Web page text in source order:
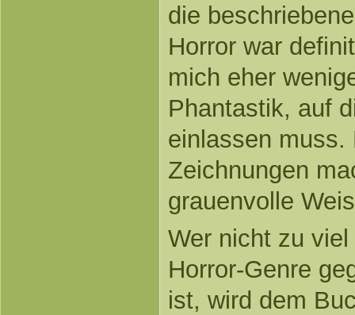
die
Horror war
mich eher
Phantastik, auf
einlassen muss.
Zeichnungen
grauenvolle
Wer nicht zu
Horror-Genre
ist, wird dem